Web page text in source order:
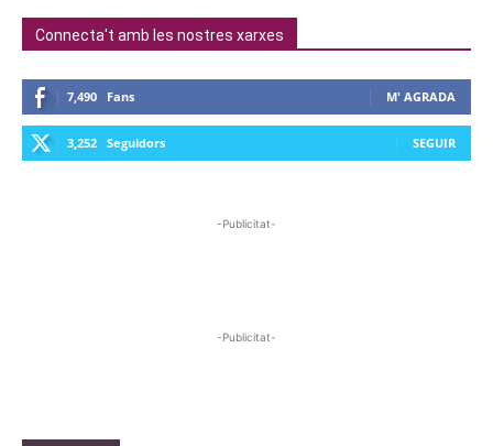
Connecta't amb les nostres xarxes
7,490 Fans M' AGRADA
3,252 Seguidors SEGUIR
-Publicitat-
-Publicitat-